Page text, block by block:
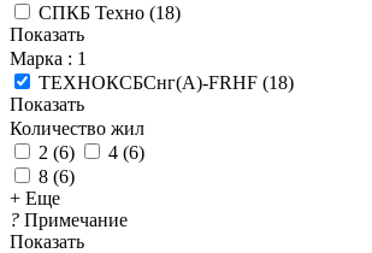
СПКБ Техно (18)
Показать
Марка : 1
ТЕХНОКСБСнг(A)-FRHF (18)
Показать
Количество жил
2 (6) 4 (6)
8 (6)
+ Еще
? Примечание
Показать